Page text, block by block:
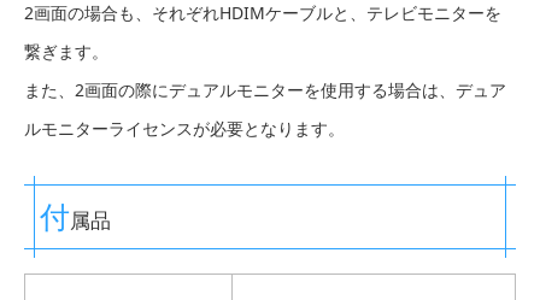
2画面の場合も、それぞれHDIMケーブルと、テレビモニターを
繋ぎます。
また、2画面の際にデュアルモニターを使用する場合は、デュア
ルモニターライセンスが必要となります。
付属品